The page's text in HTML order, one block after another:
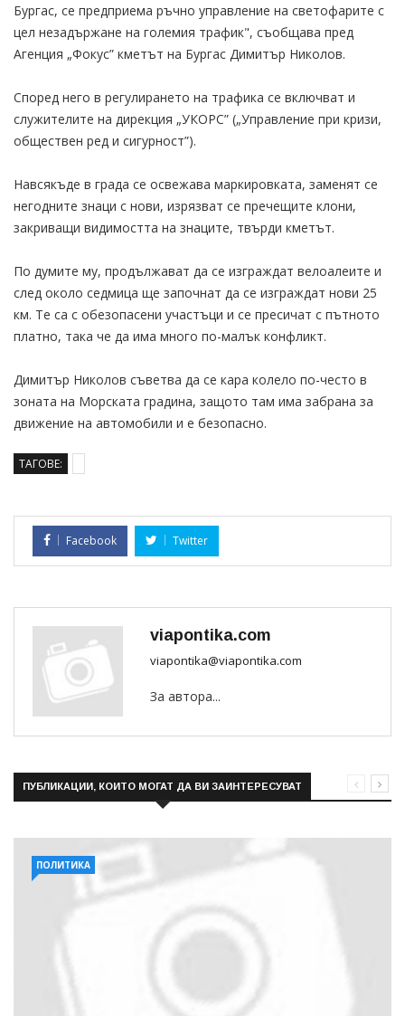
Бургас, се предприема ръчно управление на светофарите с
цел незадържане на големия трафик", съобщава пред
Агенция „Фокус” кметът на Бургас Димитър Николов.
Според него в регулирането на трафика се включват и
служителите на дирекция „УКОРС” („Управление при кризи,
обществен ред и сигурност”).
Навсякъде в града се освежава маркировката, заменят се
негодните знаци с нови, изрязват се пречещите клони,
закриващи видимостта на знаците, твърди кметът.
По думите му, продължават да се изграждат велоалеите и
след около седмица ще започнат да се изграждат нови 25
км. Те са с обезопасени участъци и се пресичат с пътното
платно, така че да има много по-малък конфликт.
Димитър Николов съветва да се кара колело по-често в
зоната на Морската градина, защото там има забрана за
движение на автомобили и е безопасно.
ТАГОВЕ:
Facebook Twitter
viapontika.com
viapontika@viapontika.com
За автора...
ПУБЛИКАЦИИ, КОИТО МОГАТ ДА ВИ ЗАИНТЕРЕСУВАТ
ПОЛИТИКА